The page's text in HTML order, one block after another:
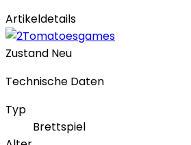
Artikeldetails
Zustand Neu
Technische Daten
Typ
Brettspiel